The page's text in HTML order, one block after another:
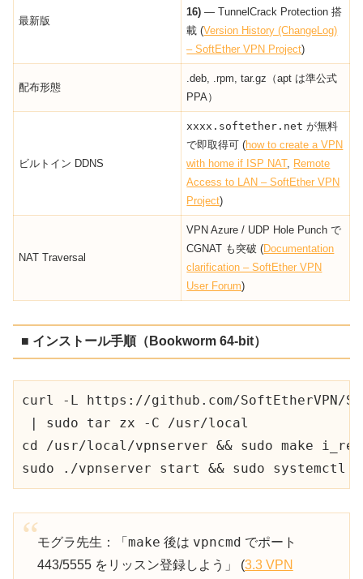
最新版
16) ― TunnelCrack Protection 搭
載 (Version History (ChangeLog)
– SoftEther VPN Project)
配布形態
.deb, .rpm, tar.gz（apt は準公式
PPA）
ビルトイン DDNS
xxxx.softether.net が無料
で即取得可 (how to create a VPN
with home if ISP NAT, Remote
Access to LAN – SoftEther VPN
Project)
NAT Traversal
VPN Azure / UDP Hole Punch で
CGNAT も突破 (Documentation
clarification – SoftEther VPN
User Forum)
■ インストール手順（Bookworm 64-bit）
curl -L https://github.com/SoftEtherVPN/
| sudo tar zx -C /usr/local
cd /usr/local/vpnserver && sudo make
sudo ./vpnserver start && sudo systemctl
モグラ先生：「 make 後は vpncmd でポート
443/5555 をリッスン登録しよう」 (3.3 VPN